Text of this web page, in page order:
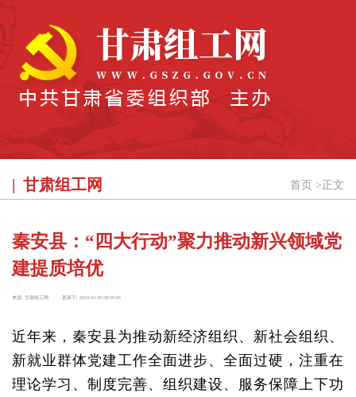
甘肃组工网 首页 > 正文
秦安县：“四大行动”聚力推动新兴领域党
建提质培优
来源: 甘肃组工网 更新于: 2024-03-29 08:59:06
近年来，秦安县为推动新经济组织、新社会组织、
新就业群体党建工作全面进步、全面过硬，注重在
理论学习、制度完善、组织建设、服务保障上下功